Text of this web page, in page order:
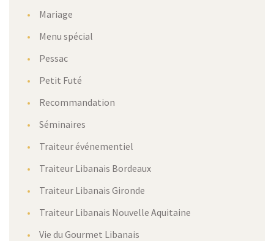
Mariage
Menu spécial
Pessac
Petit Futé
Recommandation
Séminaires
Traiteur événementiel
Traiteur Libanais Bordeaux
Traiteur Libanais Gironde
Traiteur Libanais Nouvelle Aquitaine
Vie du Gourmet Libanais